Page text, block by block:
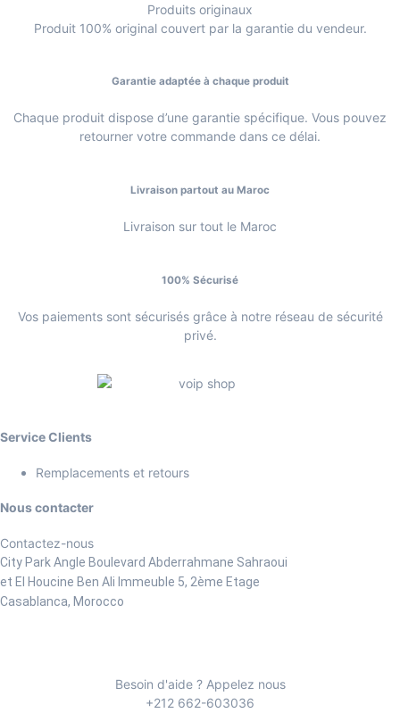
Produits originaux
Produit 100% original couvert par la garantie du vendeur.
Garantie adaptée à chaque produit
Chaque produit dispose d’une garantie spécifique. Vous pouvez
retourner votre commande dans ce délai.
Livraison partout au Maroc
Livraison sur tout le Maroc
100% Sécurisé
Vos paiements sont sécurisés grâce à notre réseau de sécurité
privé.
Service Clients
Remplacements et retours
Nous contacter
Contactez-nous
City Park Angle Boulevard Abderrahmane Sahraoui
et El Houcine Ben Ali Immeuble 5, 2ème Etage
Casablanca, Morocco
Besoin d'aide ? Appelez nous
+212 662-603036